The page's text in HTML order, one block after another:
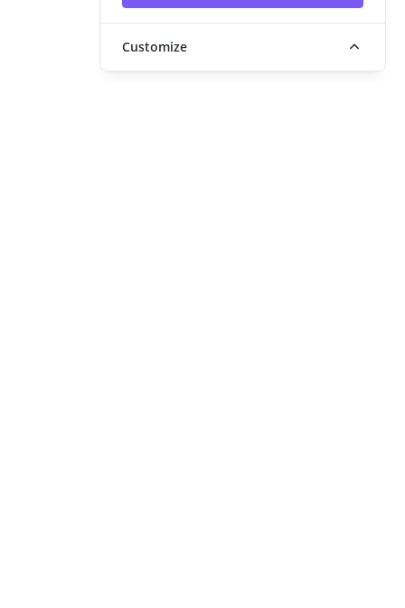
Customize